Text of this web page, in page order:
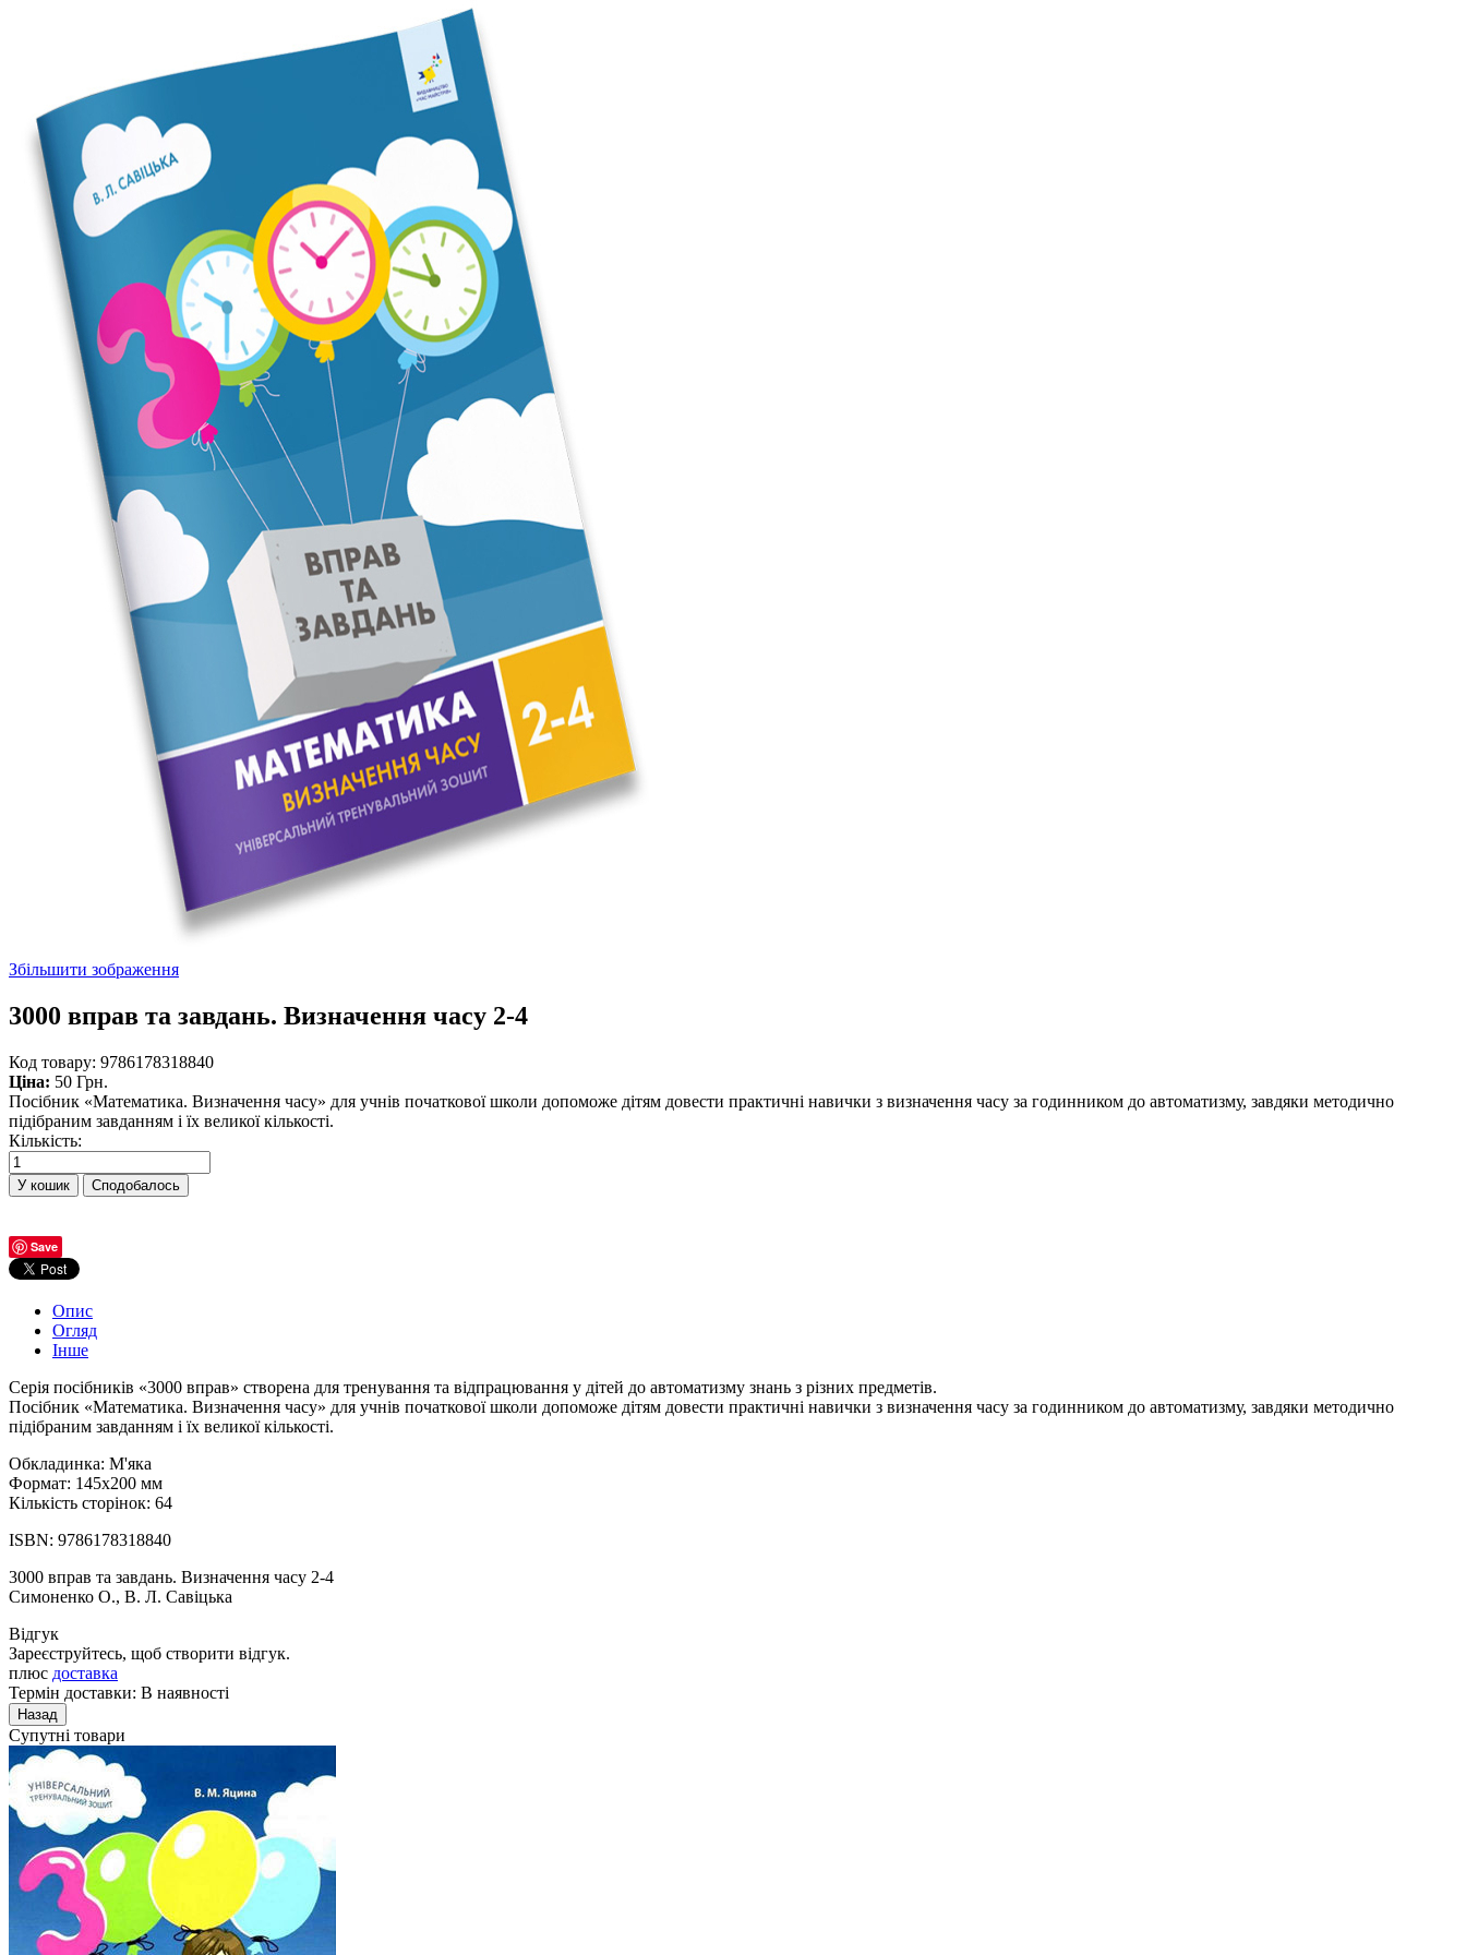
Збільшити зображення
3000 вправ та завдань. Визначення часу 2-4
Код товару: 9786178318840
Ціна: 50 Грн.
Посібник «Математика. Визначення часу» для учнів початкової школи допоможе дітям довести практичні навички з визначення часу за годинником до автоматизму, завдяки методично
підібраним завданням і їх великої кількості.
Кількість:
Сподобалось
Save
Опис
Огляд
Інше
Серія посібників «3000 вправ» створена для тренування та відпрацювання у дітей до автоматизму знань з різних предметів.
Посібник «Математика. Визначення часу» для учнів початкової школи допоможе дітям довести практичні навички з визначення часу за годинником до автоматизму, завдяки методично
підібраним завданням і їх великої кількості.
Обкладинка: М'яка
Формат: 145х200 мм
Кількість сторінок: 64
ISBN: 9786178318840
3000 вправ та завдань. Визначення часу 2-4
Симоненко О., В. Л. Савіцька
Відгук
Зареєструйтесь, щоб створити відгук.
плюс доставка
Термін доставки: В наявності
Супутні товари